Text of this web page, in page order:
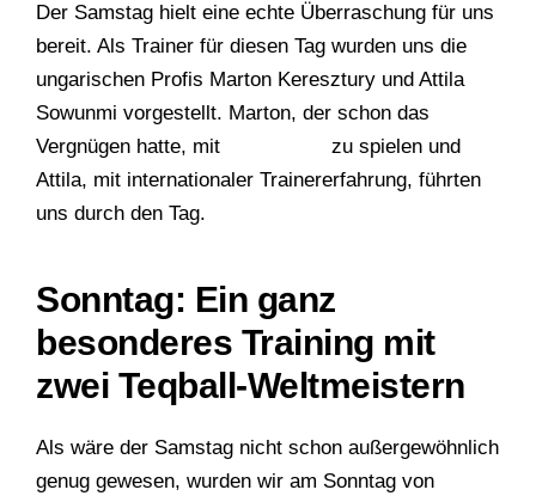
Der Samstag hielt eine echte Überraschung für uns
bereit. Als Trainer für diesen Tag wurden uns die
ungarischen Profis Marton Keresztury und Attila
Sowunmi vorgestellt. Marton, der schon das
Vergnügen hatte, mit
zu spielen und
Attila, mit internationaler Trainererfahrung, führten
uns durch den Tag.
Sonntag: Ein ganz
besonderes Training mit
zwei Teqball-Weltmeistern
Als wäre der Samstag nicht schon außergewöhnlich
genug gewesen, wurden wir am Sonntag von